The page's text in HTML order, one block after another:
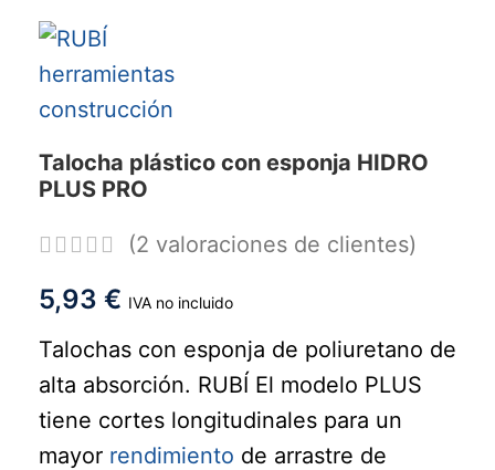
Talocha plástico con esponja HIDRO
PLUS PRO
(2 valoraciones de clientes)
5,93 € IVA no incluido
Talochas con esponja de poliuretano de
alta absorción. RUBÍ El modelo PLUS
tiene cortes longitudinales para un
mayor rendimiento de arrastre de